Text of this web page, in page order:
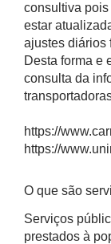
consultiva
estar
ajustes diários
Desta forma e
consulta da
https://
https://
O que são
Serviços
prestados à